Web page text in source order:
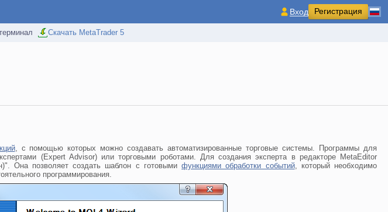
Скачать MetaTrader 5
Вход Регистрация
, с помощью которых можно создавать автоматизированные торговые системы. Программы для
(Expert Advisor) или торговыми роботами. Для создания эксперта в редакторе MetaEditor
Она позволяет создать шаблон с готовымифункциями обработки событий, который необходимо
программирования.